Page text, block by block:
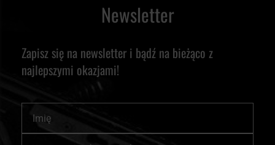
Newsletter
Zapisz się na newsletter i bądź na bieżąco z
najlepszymi okazjami!